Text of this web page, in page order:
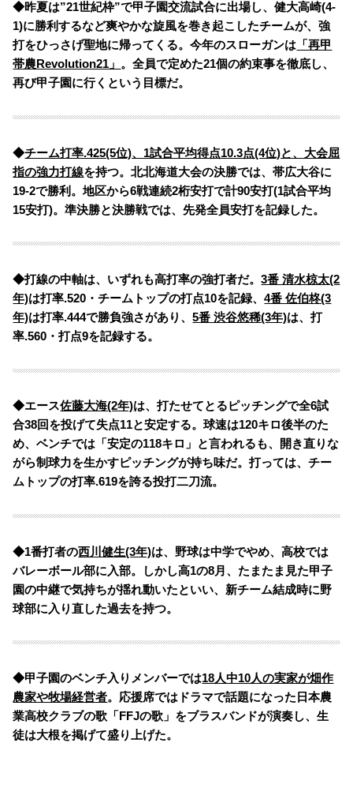
◆昨夏は”21世紀枠”で甲子園交流試合に出場し、健大高崎(4-
1)に勝利するなど爽やかな旋風を巻き起こしたチームが、強
打をひっさげ聖地に帰ってくる。今年のスローガンは 「再甲
帯農Revolution21」 。全員で定めた21個の約束事を徹底し、
再び甲子園に行くという目標だ。
◆チーム打率.425(5位)、1試合平均得点10.3点(4位)と、大会屈
指の強力打線を持つ。北北海道大会の決勝では、帯広大谷に
19-2で勝利。地区から6戦連続2桁安打で計90安打(1試合平均
15安打)。準決勝と決勝戦では、先発全員安打を記録した。
◆打線の中軸は、いずれも高打率の強打者だ。3番 清水椋太(2
年)は打率.520・チームトップの打点10を記録、4番 佐伯柊(3
年)は打率.444で勝負強さがあり、5番 渋谷悠稀(3年)は、打
率.560・打点9を記録する。
◆エース佐藤大海(2年)は、打たせてとるピッチングで全6試
合38回を投げて失点11と安定する。球速は120キロ後半のた
め、ベンチでは「安定の118キロ」と言われるも、開き直りな
がら制球力を生かすピッチングが持ち味だ。打っては、チー
ムトップの打率.619を誇る投打二刀流。
◆1番打者の西川健生(3年)は、野球は中学でやめ、高校では
バレーボール部に入部。しかし高1の8月、たまたま見た甲子
園の中継で気持ちが揺れ動いたといい、新チーム結成時に野
球部に入り直した過去を持つ。
◆甲子園のベンチ入りメンバーでは18人中10人の実家が畑作
農家や牧場経営者。応援席ではドラマで話題になった日本農
業高校クラブの歌「FFJの歌」をブラスバンドが演奏し、生
徒は大根を掲げて盛り上げた。